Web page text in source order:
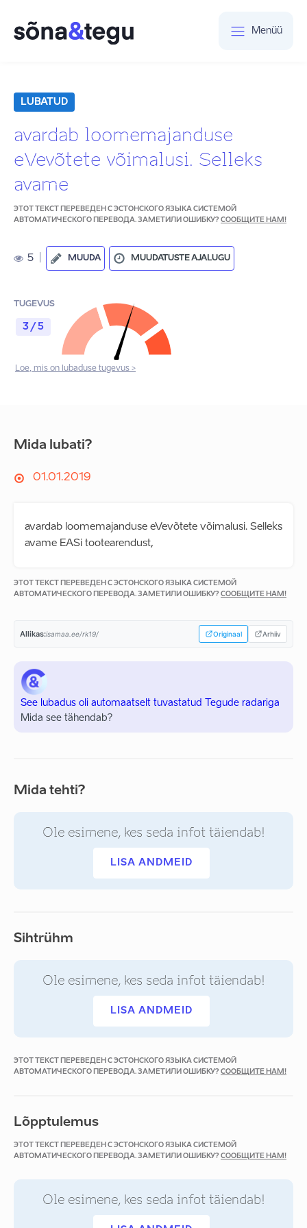
Menüü
LUBATUD
avardab loomemajanduse
eVevõtete võimalusi. Selleks
avame
ЭТОТ ТЕКСТ ПЕРЕВЕДЕН С ЭСТОНСКОГО ЯЗЫКА СИСТЕМОЙ
АВТОМАТИЧЕСКОГО ПЕРЕВОДА. ЗАМЕТИЛИ ОШИБКУ? СООБЩИТЕ НАМ!
5 MUUDA MUUDATUSTE AJALUGU
TUGEVUS
3 / 5
Loe, mis on lubaduse tugevus >
Mida lubati?
01.01.2019
avardab loomemajanduse eVevõtete võimalusi. Selleks
avame EASi tootearendust,
ЭТОТ ТЕКСТ ПЕРЕВЕДЕН С ЭСТОНСКОГО ЯЗЫКА СИСТЕМОЙ
АВТОМАТИЧЕСКОГО ПЕРЕВОДА. ЗАМЕТИЛИ ОШИБКУ? СООБЩИТЕ НАМ!
Allikas:isamaa.ee/rk19/ Originaal Arhiiv
See lubadus oli automaatselt tuvastatud Tegude radariga
Mida see tähendab?
Mida tehti?
Ole esimene, kes seda infot täiendab!
LISA ANDMEID
Sihtrühm
Ole esimene, kes seda infot täiendab!
LISA ANDMEID
ЭТОТ ТЕКСТ ПЕРЕВЕДЕН С ЭСТОНСКОГО ЯЗЫКА СИСТЕМОЙ
АВТОМАТИЧЕСКОГО ПЕРЕВОДА. ЗАМЕТИЛИ ОШИБКУ? СООБЩИТЕ НАМ!
Lõpptulemus
ЭТОТ ТЕКСТ ПЕРЕВЕДЕН С ЭСТОНСКОГО ЯЗЫКА СИСТЕМОЙ
АВТОМАТИЧЕСКОГО ПЕРЕВОДА. ЗАМЕТИЛИ ОШИБКУ? СООБЩИТЕ НАМ!
Ole esimene, kes seda infot täiendab!